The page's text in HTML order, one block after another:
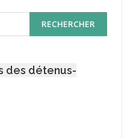
des détenus-